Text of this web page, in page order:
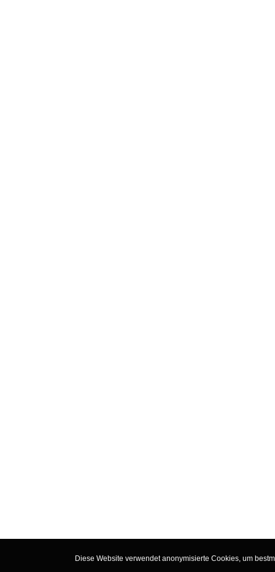
Diese Website verwendet anonymisierte Cookies, um